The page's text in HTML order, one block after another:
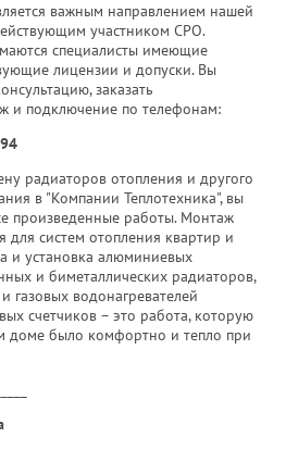
важным направлением нашей
участником СРО.
специалисты имеющие
лицензии и допуски. Вы
заказать
и подключение по телефонам:
радиаторов отопления и другого
в "Компании Теплотехника", вы
произведенные работы. Монтаж
для систем отопления квартир и
и установка алюминиевых
и биметаллических радиаторов,
газовых водонагревателей
счетчиков – это работа, которую
доме было комфортно и тепло при